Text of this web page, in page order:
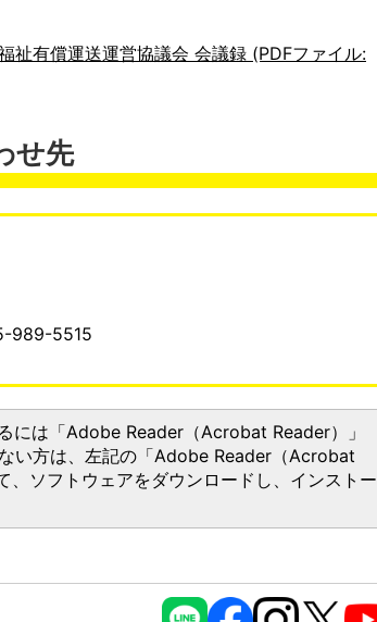
祉有償運送運営協議会 会議録 (PDFファイル:
せ先
989-5515
には「Adobe Reader（Acrobat Reader）」
い方は、左記の「Adobe Reader（Acrobat
ソフトウェアをダウンロードし、インストー